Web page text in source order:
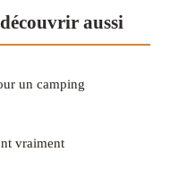
aussi
un camping
vraiment